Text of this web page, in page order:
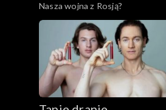
Nasza wojna z Rosją?